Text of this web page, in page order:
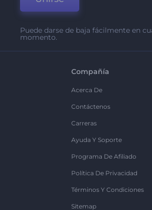
Puede darse de baja fácilmente en
momento.
Compañía
Acerca De
Contáctenos
Carreras
Ayuda Y Soporte
Programa De Afiliado
Política De Privacidad
Términos Y Condiciones
Sitemap